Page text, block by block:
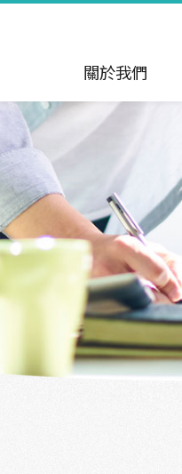
關於我們